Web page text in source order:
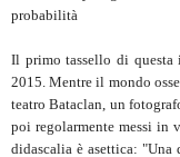
probabilità
Il primo tassello di
2015. Mentre il mondo
teatro Bataclan, un
poi regolarmente messi in
didascalia è asettica: "Una